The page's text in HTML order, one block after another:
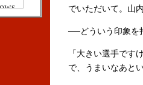
でいただいて。山
──どういう印象を
「大きい選手です
で、うまいなあと